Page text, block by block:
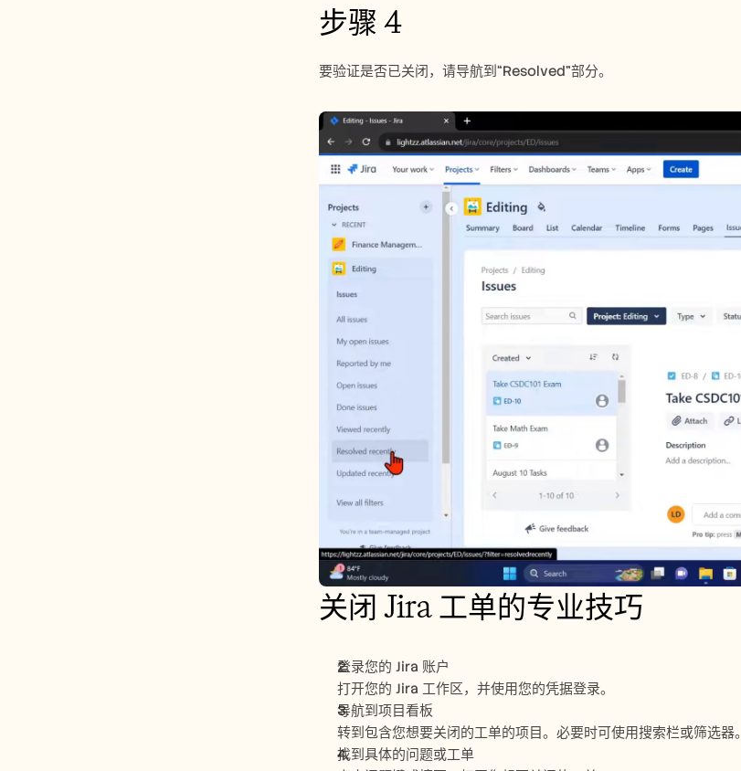
步骤 4
要验证是否已关闭，请导航到“Resolved”部分。
关闭 Jira 工单的专业技巧
登录您的 Jira 账户
打开您的 Jira 工作区，并使用您的凭据登录。
导航到项目看板
转到包含您想要关闭的工单的项目。必要时可使用搜索栏或筛选器。
找到具体的问题或工单